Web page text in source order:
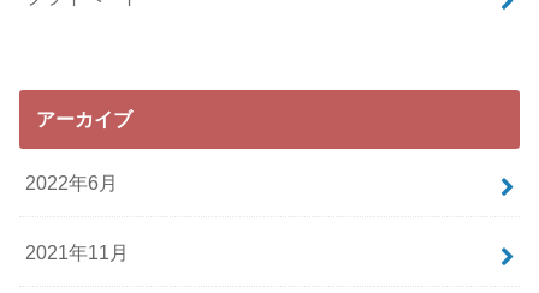
アーカイブ
2022年6月
2021年11月